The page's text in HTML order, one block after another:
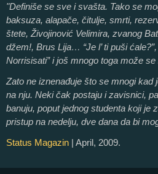
"Definiše se sve i svašta. Tako se
baksuza, alapače, čitulje, smrti,
štete, Živojinović Velimira, zvanog
džem!, Brus Lija… “Je l’ ti puši ćale?”,
Norrisisati” i još mnogo toga može
Zato ne iznenađuje što se mnogi kad
na nju. Neki čak postaju i zavisnici,
banuju, poput jednog studenta koji je
pristup na nedelju, dve dana da bi
Status Magazin | April, 2009.